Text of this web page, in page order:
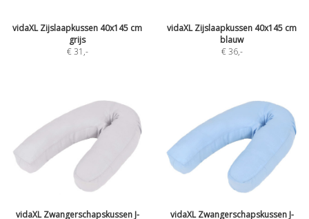
vidaXL Zijslaapkussen 40x145 cm
grijs
€ 31 ,-
vidaXL Zijslaapkussen 40x145 cm
blauw
€ 36,-
vidaXL Zwangerschapskussen J-
vidaXL Zwangerschapskussen J-